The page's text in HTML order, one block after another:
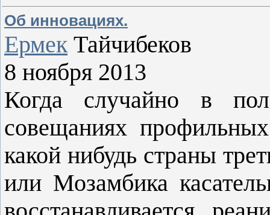
Об инновациях.
ЕрмекТайчибеков
8 ноября 2013
Когда случайно в
совещаниях
какой нибудь страны
или Мозамбика